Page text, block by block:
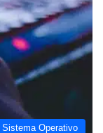
Sistema Operativo